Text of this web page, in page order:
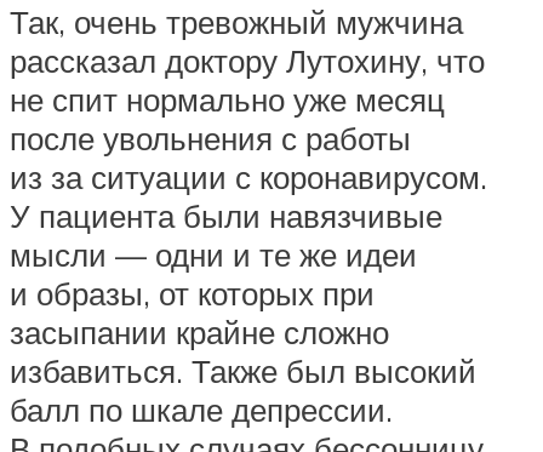
Так, очень тревожный мужчина
рассказал доктору Лутохину, что
не спит нормально уже месяц
после увольнения с работы
из за ситуации с коронавирусом.
У пациента были навязчивые
мысли — одни и те же идеи
и образы, от которых при
засыпании крайне сложно
избавиться. Также был высокий
балл по шкале депрессии.